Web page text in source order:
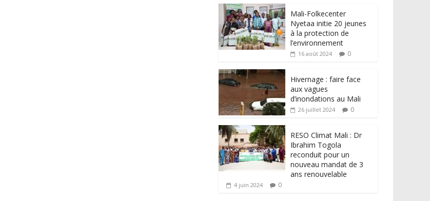
Mali-Folkecenter
Nyetaa initie 20 jeunes
à la protection de
l’environnement
16 août 2024 0
Hivernage : faire face
aux vagues
d’inondations au Mali
26 juillet 2024 0
RESO Climat Mali : Dr
Ibrahim Togola
reconduit pour un
nouveau mandat de 3
ans renouvelable
4 juin 2024 0